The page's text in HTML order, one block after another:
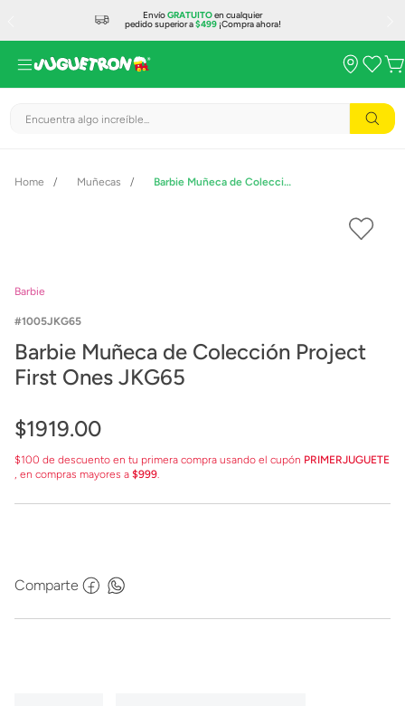
EnvíoGRATUITOen cualquier
pedido superior a$499¡Compra ahora!
Encuentra algo increíble...
Muñecas Barbie Muñeca de Colección Project First Ones JKG65
Barbie
1005JKG65
Barbie Muñeca de Colección Project
First Ones JKG65
$1919.00
$100 de descuento en tu primera compra usando el cupón PRIMERJUGUETE
, en compras mayores a $999.
Comparte